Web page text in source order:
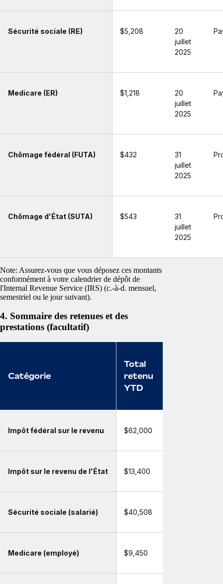
Sécurité sociale (RE) $5,208
20
juillet
2025
Medicare (ER) $1,218
20
juillet
2025
Chômage fédéral (FUTA) $432
31
juillet
2025
Chômage d'État (SUTA) $543
31
juillet
2025
Note: Assurez-vous que vous déposez ces montants
conformément à votre calendrier de dépôt de
l'Internal Revenue Service (IRS) (c.-à-d. mensuel,
semestriel ou le jour suivant).
4. Sommaire des retenues et des
prestations (facultatif)
Catégorie
Total
retenu
YTD
Impôt fédéral sur le revenu $62,000
Impôt sur le revenu de l'État $13,400
Sécurité sociale (salarié) $40,508
Medicare (employé) $9,450